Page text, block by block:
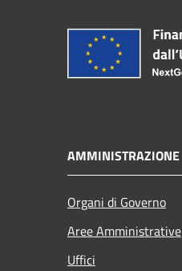
AMMINISTRAZIONE
Organi di Governo
Aree Amministrative
Uffici